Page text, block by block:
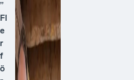
”
Fl
e
r
f
ö